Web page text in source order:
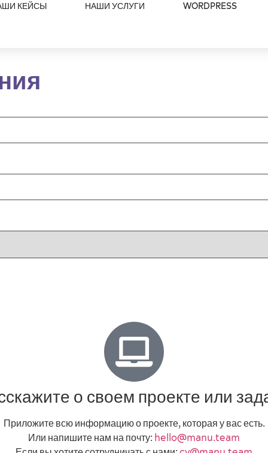
КЕЙСЫ НАШИ УСЛУГИ WORDPRESS
о своем проекте или
Приложите всю информацию о проекте, которая у вас есть.
Или напишите нам на почту: hello@manu.team